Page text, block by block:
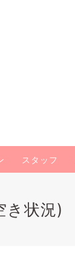
スタッフ
き状況)